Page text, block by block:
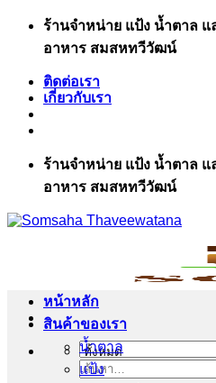
ข้าม
เนื้อหา
ร้านจำหน่าย แป้ง น้ำตาล
อาหาร สมสหทวีวัฒน์
ติดต่อเรา
เกี่ยวกับเรา
ร้านจำหน่าย แป้ง น้ำตาล
อาหาร สมสหทวีวัฒน์
ค้นหา:
หน้าหลัก
สินค้าของเรา
น้ำตาล
แป้ง